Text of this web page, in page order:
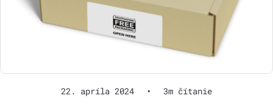
22. apríla 2024 • 3m čítanie